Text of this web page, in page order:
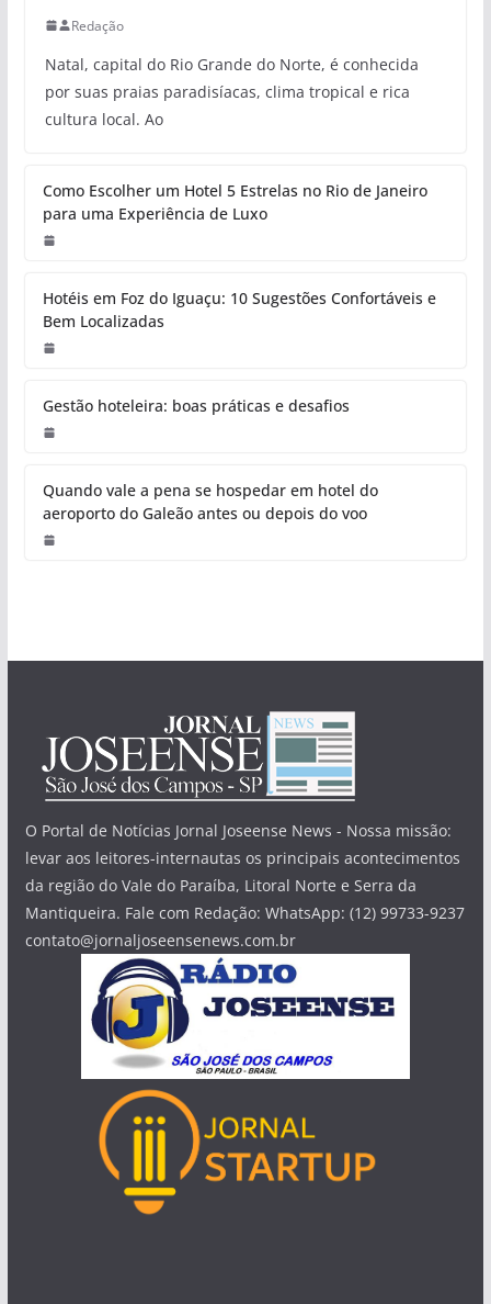
Redação
Natal, capital do Rio Grande do Norte, é conhecida
por suas praias paradisíacas, clima tropical e rica
cultura local. Ao
Como Escolher um Hotel 5 Estrelas no Rio de Janeiro
para uma Experiência de Luxo
Hotéis em Foz do Iguaçu: 10 Sugestões Confortáveis e
Bem Localizadas
Gestão hoteleira: boas práticas e desafios
Quando vale a pena se hospedar em hotel do
aeroporto do Galeão antes ou depois do voo
O Portal de Notícias Jornal Joseense News - Nossa missão:
levar aos leitores-internautas os principais acontecimentos
da região do Vale do Paraíba, Litoral Norte e Serra da
Mantiqueira. Fale com Redação: WhatsApp: (12) 99733-9237
contato@jornaljoseensenews.com.br